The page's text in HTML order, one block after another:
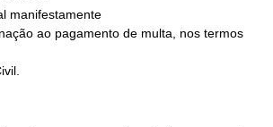
manifestamente